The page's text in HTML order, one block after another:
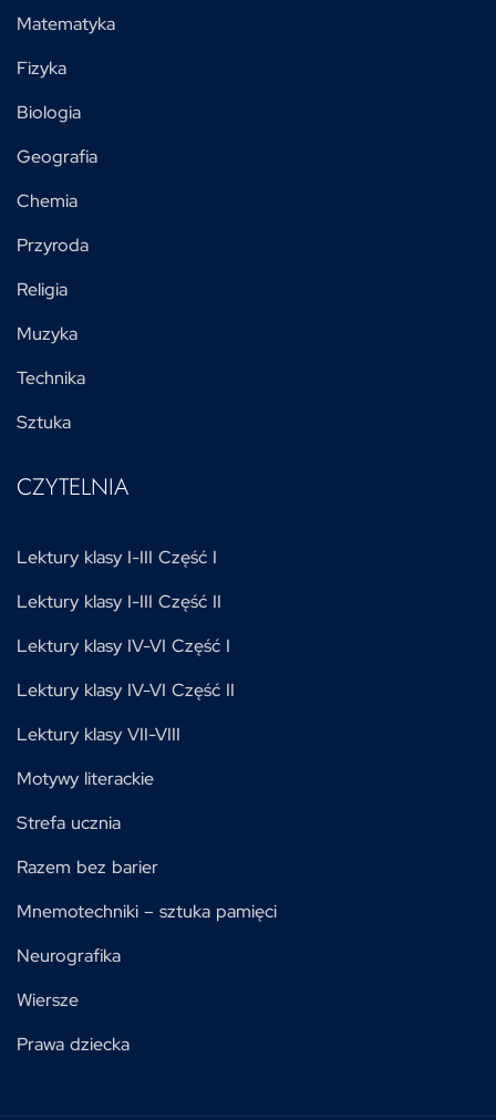
Matematyka
Fizyka
Biologia
Geografia
Chemia
Przyroda
Religia
Muzyka
Technika
Sztuka
CZYTELNIA
Lektury klasy I-III Część I
Lektury klasy I-III Część II
Lektury klasy IV-VI Część I
Lektury klasy IV-VI Część II
Lektury klasy VII-VIII
Motywy literackie
Strefa ucznia
Razem bez barier
Mnemotechniki – sztuka pamięci
Neurografika
Wiersze
Prawa dziecka